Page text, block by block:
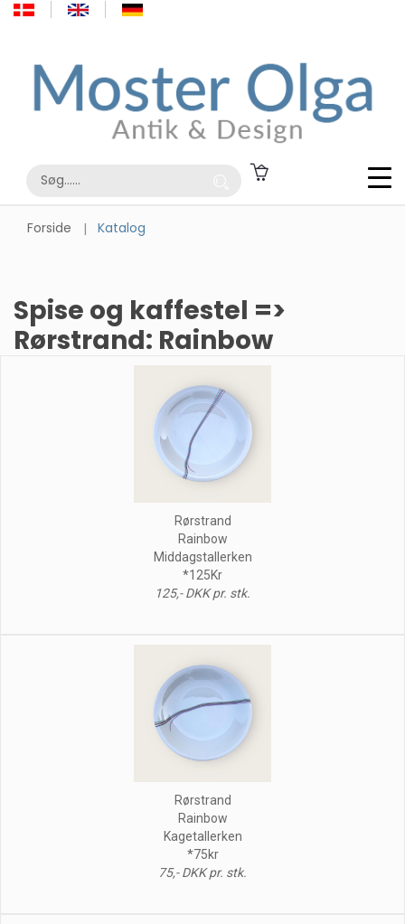
Forside Katalog
Spise og kaffestel =>
Rørstrand: Rainbow
Rørstrand
Rainbow
Middagstallerken
*125Kr
125,- DKK pr. stk.
Rørstrand
Rainbow
Kagetallerken
*75kr
75,- DKK pr. stk.